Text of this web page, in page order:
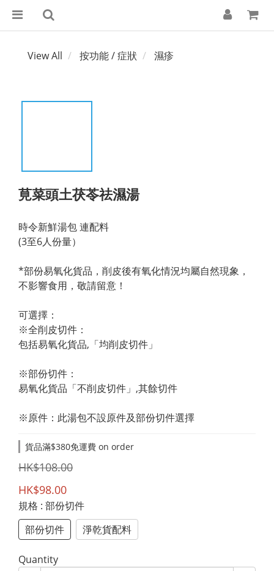
View All 按功能 / 症狀 濕疹
莧菜頭土茯苓祛濕湯
時令新鮮湯包 連配料
(3至6人份量）
*部份易氧化貨品，削皮後有氧化情況均屬自然現象，
不影響食用，敬請留意！
可選擇：
※全削皮切件：
包括易氧化貨品,「均削皮切件」
※部份切件：
易氧化貨品「不削皮切件」,其餘切件
※原件：此湯包不設原件及部份切件選擇
貨品滿$380免運費 on order
HK$108.00
HK$98.00
規格 : 部份切件
部份切件
淨乾貨配料
Quantity